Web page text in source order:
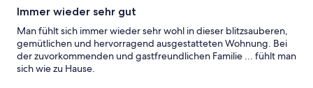
Immer wieder sehr gut
Man fühlt sich immer wieder sehr wohl in dieser blitzsauberen,
gemütlichen und hervorragend ausgestatteten Wohnung. Bei
der zuvorkommenden und gastfreundlichen Familie ... fühlt man
sich wie zu Hause.